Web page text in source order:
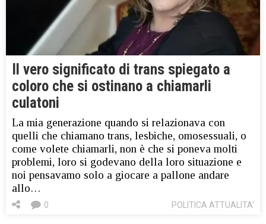
Il vero significato di trans spiegato a
coloro che si ostinano a chiamarli
culatoni
La mia generazione quando si relazionava con
quelli che chiamano trans, lesbiche, omosessuali, o
come volete chiamarli, non è che si poneva molti
problemi, loro si godevano della loro situazione e
noi pensavamo solo a giocare a pallone andare
allo…
POLITICA ATTUALITA'
0